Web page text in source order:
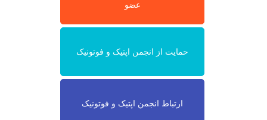
عضو
حمایت از انجمن اپتیک و فوتونیک
ارتباط انجمن اپتیک و فوتونیک